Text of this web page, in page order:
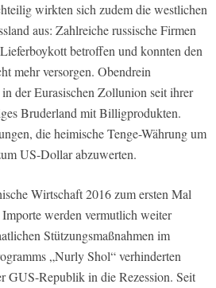
wirkten sich zudem die westlichen
aus: Zahlreiche russische Firmen
betroffen und konnten den
mehr versorgen. Obendrein
der Eurasischen Zollunion seit ihrer
Bruderland mit Billigprodukten.
die heimische Tenge-Währung um
US-Dollar abzuwerten.
Wirtschaft 2016 zum ersten Mal
werden vermutlich weiter
Stützungsmaßnahmen im
„Nurly Shol“ verhinderten
GUS-Republik in die Rezession. Seit